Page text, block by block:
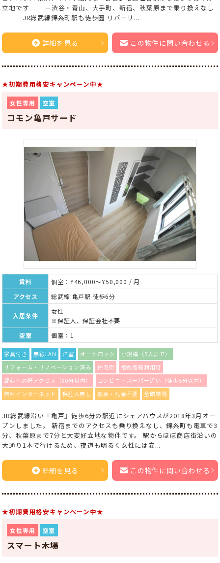
立地です －渋谷・青山、大手町、新宿、秋葉原まで乗り換えなし
－JR総武線錦糸町駅も徒歩圏 リバーサ...
詳細を見る この物件に問い合わせる
★初期費用格安キャンペーン中★
女性専用 空室
コモン亀戸サード
賃料
個室：¥46,000～¥50,000 / 月
アクセス
総武線 亀戸駅 徒歩6分
入居条件
女性
※保証人、保証会社不要
空室
個室：1
家具付き 無線LAN 洋室 オートロック
小規模（5人まで）
リフォーム・リノベーション済み
住宅街
複数路線利用可
都心への好アクセス（30分以内）
コンビニ・スーパー近い（徒歩5分以内）
無料インターネット
保証人無し 敷金・礼金不要 全館禁煙
JR総武線沿い『亀戸』徒歩6分の駅近にシェアハウスが2018年3月オー
プンしました。 新宿までのアクセスも乗り換えなし、錦糸町も電車で3
分、秋葉原まで7分と大変好立地な物件です。 駅からほぼ商店街沿いの
大通り1本で行けるため、夜道も明るく女性には安...
詳細を見る この物件に問い合わせる
★初期費用格安キャンペーン中★
女性専用 空室
スマート木場